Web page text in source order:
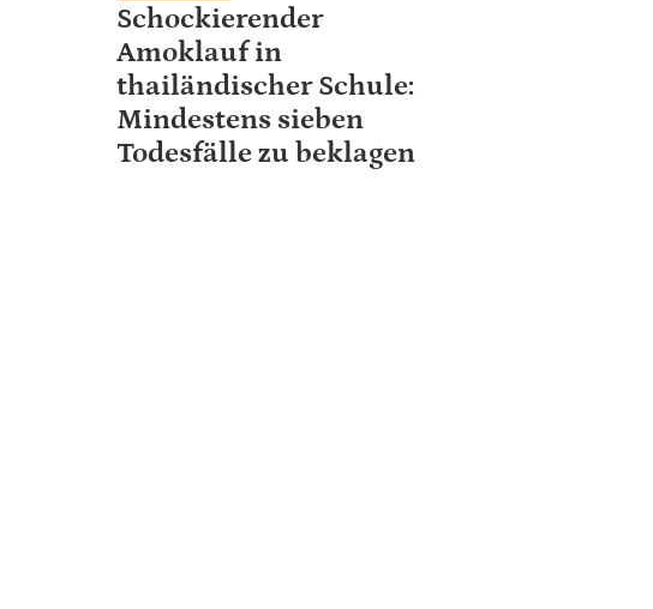
Schockierender
Amoklauf in
thailändischer Schule:
Mindestens sieben
Todesfälle zu beklagen